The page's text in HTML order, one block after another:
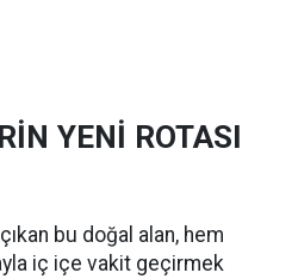
YENİ ROTASI
bu doğal alan, hem
iç içe vakit geçirmek